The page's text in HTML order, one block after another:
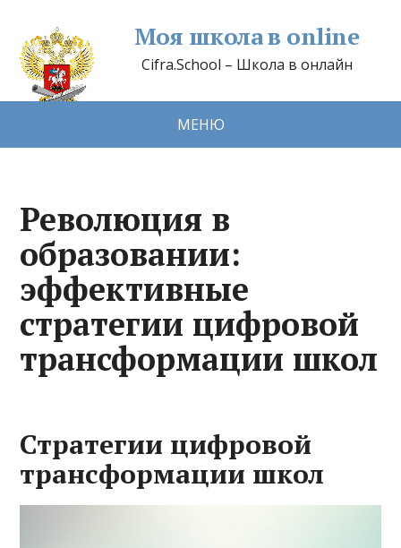
Моя школа в online
Cifra.School – Школа в онлайн
МЕНЮ
Революция в
образовании:
эффективные
стратегии цифровой
трансформации школ
Стратегии цифровой
трансформации школ